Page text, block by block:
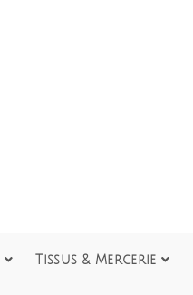
Tissus & Mercerie